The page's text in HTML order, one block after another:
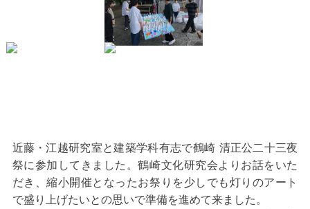
近藤・江越研究室と建築学科有志で鶴崎 清正公二十三夜
祭に参加してきました。鶴崎文化研究会よりお話をいた
だき、縮小開催となったお祭りを少しでも灯りのアート
で盛り上げたいとの思いで準備を進めて来ました。